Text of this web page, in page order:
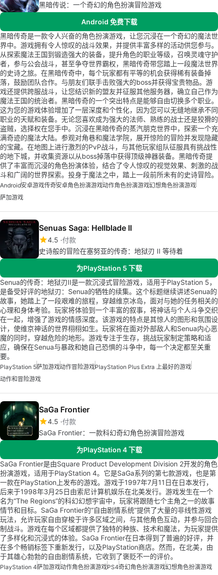
黑暗传说：一个奇幻的角色扮演冒险游戏
Android 免费下载
黑暗传奇是一款令人兴奋的角色扮演游戏，让您沉浸在一个奇幻的魔法世
界中。游戏拥有令人惊叹的战斗效果，并提供丰富多样的活动供您参与。
从探索魔法王国到锻造强大的装备，提升角色的职业等级，召唤灵魂守护
者，参与公会战斗，甚至争夺世界霸权，黑暗传奇带您踏上一段魔法世界
的史诗之旅。在黑暗传奇中，每个玩家都有平等的机会获得稀有装备掉
落，鼓励团队合作。与朋友们联手击败强大的boss并获得宝贵物品。游
戏还提供跨服战斗，让您结识新的盟友并征服其他服务器，确立自己作为
魔法王国的统治者。黑暗传奇的一个突出特点是能够自由切换多个职业。
这为您的游戏体验增加了一层深度和个性化，因为您可以无缝地继承不同
职业的天赋和装备。无论您喜欢成为强大的法师、熟练的战士还是狡猾的
盗贼，选择权在您手中。沉浸在黑暗传奇的蒸汽朋克世界中，探索一个充
满奇迹的魔法大陆。参观对角巷和魔法学院，展开惊险的冒险并发现隐藏
的宝藏。在地图上进行激烈的PvP战斗，与其他玩家组队征服具有挑战性
的地下城，并收集资源以从boss掉落中获得顶级神器装备。黑暗传奇提
供了丰富而沉浸的角色扮演体验，结合了令人惊叹的视觉效果、刺激的战
斗和广阔的世界探索。投身于魔法之中，踏上一段前所未有的史诗冒险。
Android安卓游戏传奇安卓角色扮演游戏动作角色扮演游戏幻想角色扮演游戏
萨加游戏
Senuas Saga: Hellblade II
4.5 付款
史诗般的冒险在塞努亚的传奇：地狱刃 II 等待着
为PlayStation 5 下载
Senua的传奇：地狱刃II是一款沉浸式冒险游戏，适用于PlayStation 5，
是备受好评的地狱刃：Senua的牺牲的续集。这个标题继续讲述Senua的
故事，她踏上了一段艰难的旅程，穿越维京冰岛，面对与她的任务相关的
心理和身体考验。玩家将体验到一个丰富的叙事，将神话与个人斗争交织
在一起，增强了游戏的情感深度。该游戏的特点是其惊人的图形和氛围设
计，使维京神话的世界栩栩如生。玩家将在面对外部敌人和Senua内心恶
魔的同时，穿越危险的地形。游戏专注于生存，挑战玩家制定策略和适
应，确保在Senua与暴政和她自己恐惧的斗争中，每一个决定都至关重
要。
PlayStation 5萨加游戏动作冒险游戏PlayStation Plus Extra 上最好的游戏
动作和冒险游戏
SaGa Frontier
4.5 付款
SaGa Frontier：一款科幻奇幻角色扮演冒险游戏
为PlayStation 4 下载
SaGa Frontier是由Square Product Development Division 2开发的角色
扮演游戏，适用于PlayStation 4。它是SaGa系列的第七款游戏，也是第
一款在PlayStation上发布的游戏。游戏于1997年7月11日在日本发行，
后来于1998年3月25日由索尼计算机娱乐在北美发行。游戏发生在一个
名为“The Regions”的科幻幻想宇宙中，玩家将跟随七个主角之一的故事
情节和目标。SaGa Frontier的“自由剧情系统”提供了大量的非线性游戏
玩法，允许玩家自由穿梭于许多区域之间，与其他角色互动，并参与回合
制战斗。游戏在每个区域都提供了独特的种族、技术和魔法，为玩家提供
了多样化和沉浸式的体验。SaGa Frontier在日本得到了普遍的好评，并
在多个畅销标签下重新发行，以及PlayStation商店。然而，在北美，由
于其雄心勃勃的自由剧情系统，它收到了褒贬不一的评价。
PlayStation 4萨加游戏动作角色扮演游戏PS4奇幻角色扮演游戏幻想角色扮演游戏